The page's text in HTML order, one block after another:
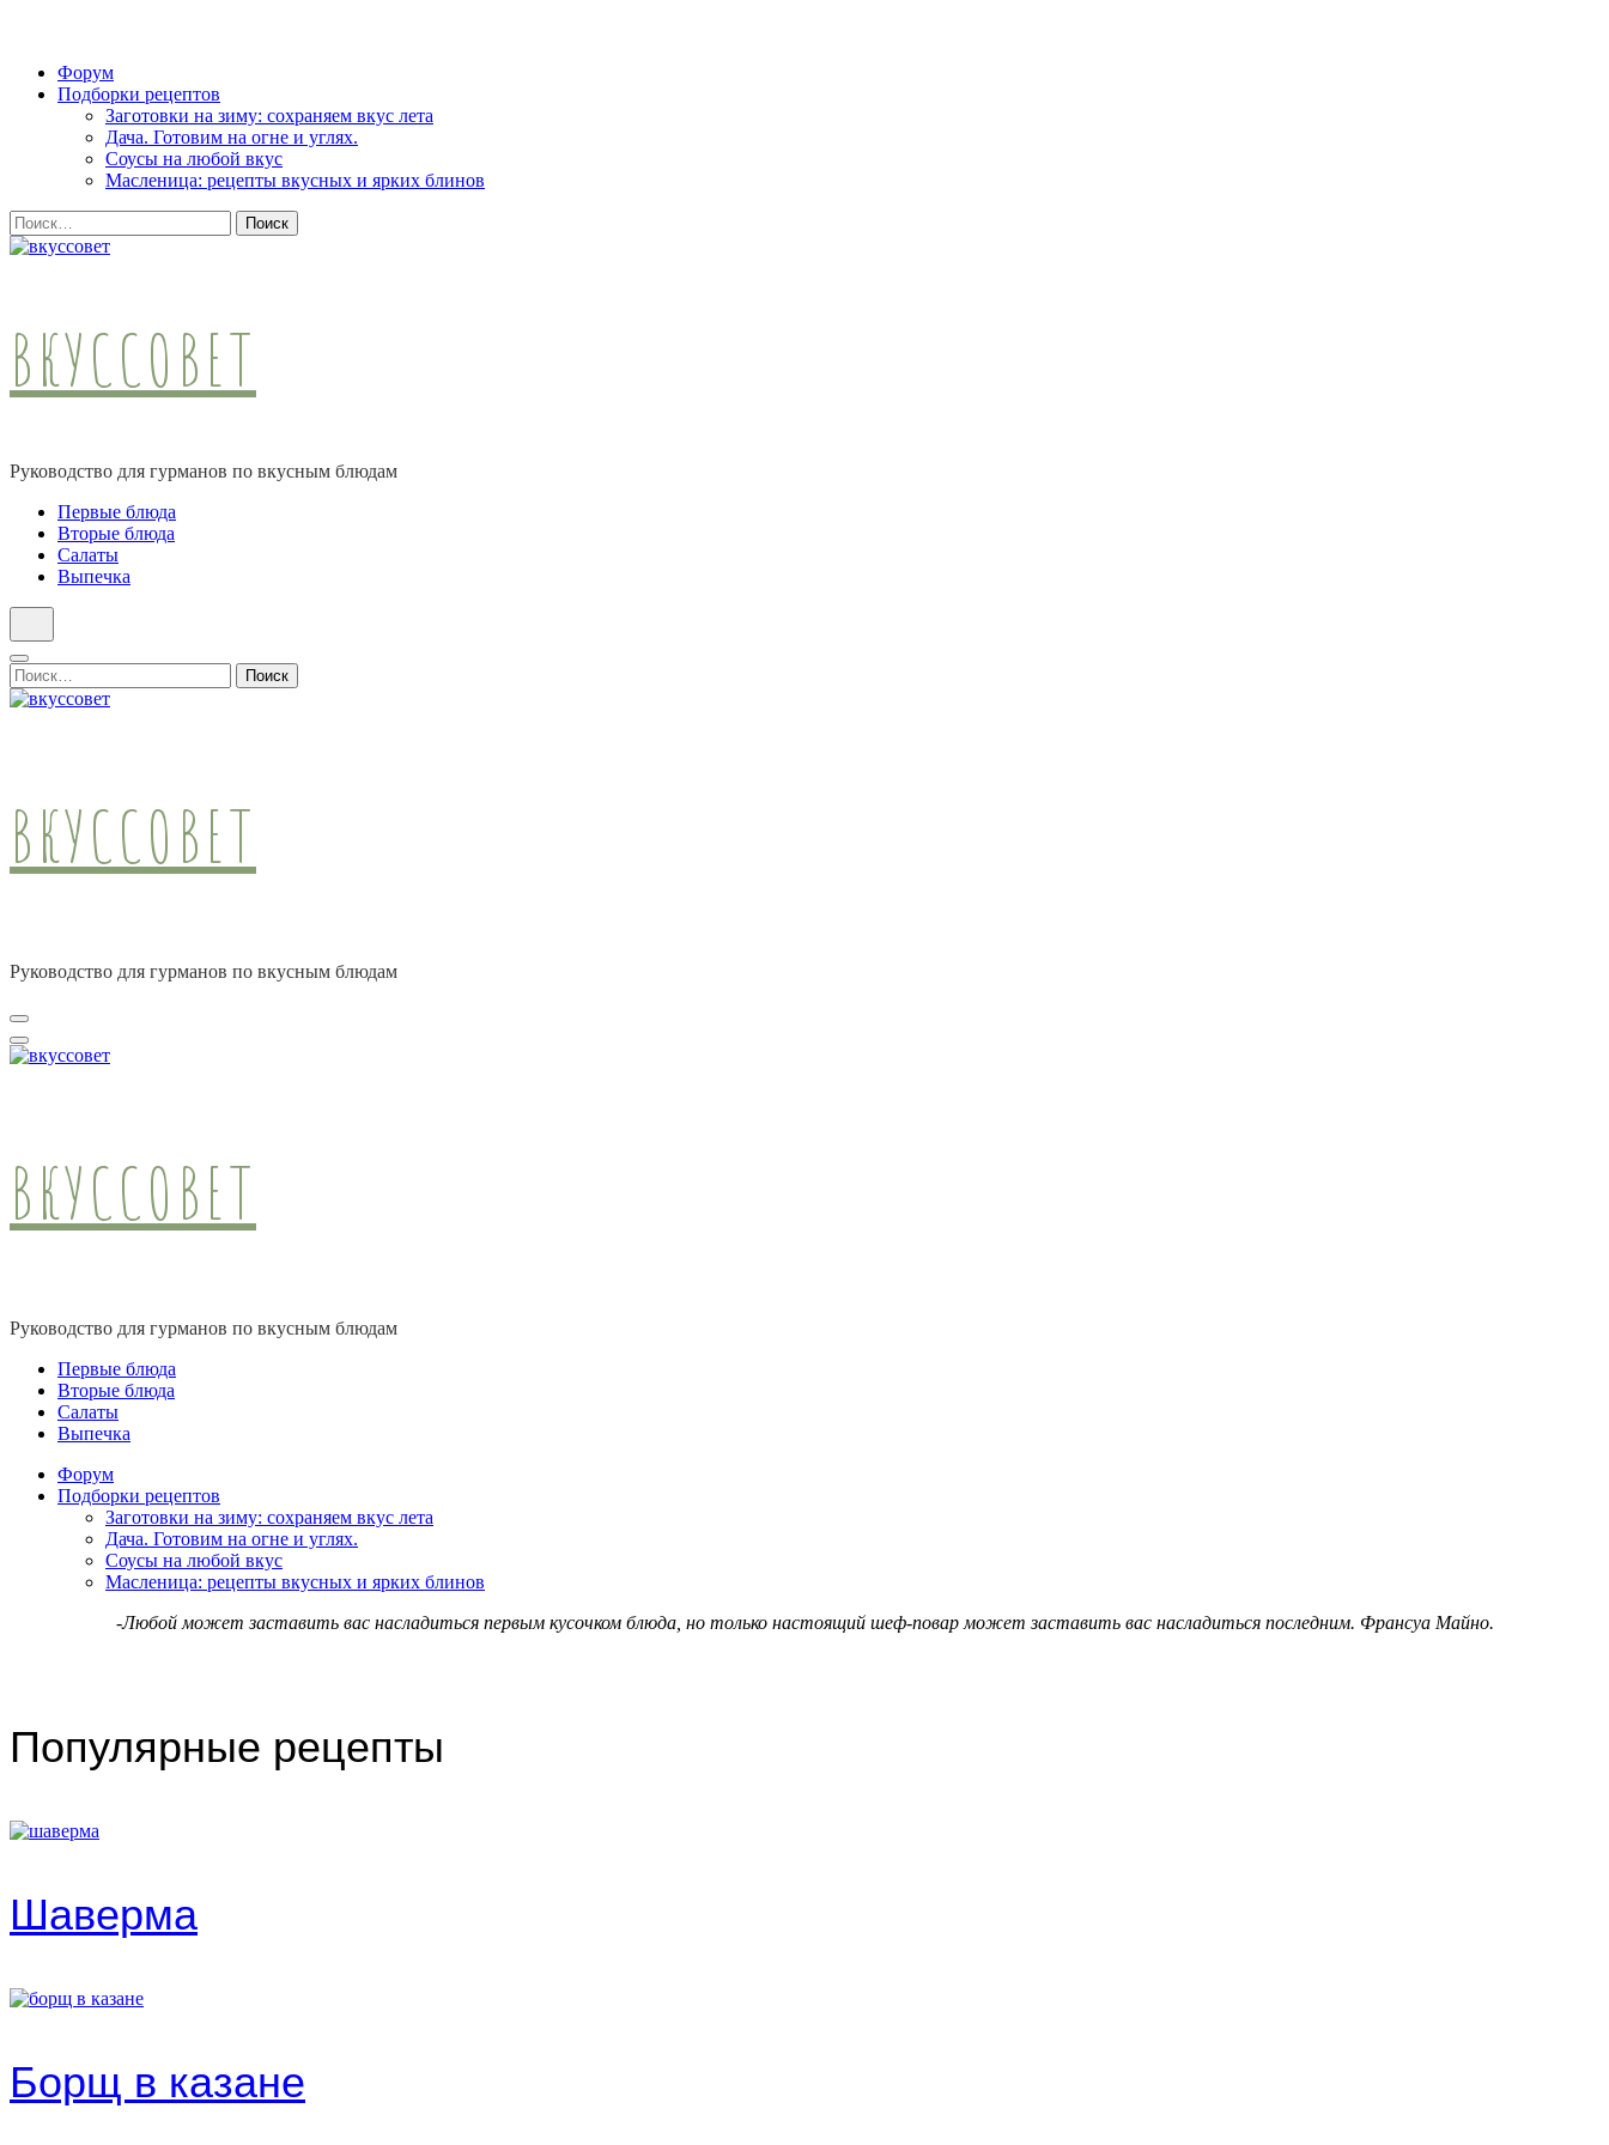
Skip
Форум
Подборки рецептов
Заготовки на зиму: сохраняем вкус лета
Дача. Готовим на огне и углях.
Соусы на любой вкус
Масленица: рецепты вкусных и ярких блинов
Найти:
ВКУССОВЕТ
Руководство для гурманов по вкусным блюдам
Первые блюда
Вторые блюда
Салаты
Выпечка
Найти:
ВКУССОВЕТ
Руководство для гурманов по вкусным блюдам
ВКУССОВЕТ
Руководство для гурманов по вкусным блюдам
Первые блюда
Вторые блюда
Салаты
Выпечка
Форум
Подборки рецептов
Заготовки на зиму: сохраняем вкус лета
Дача. Готовим на огне и углях.
Соусы на любой вкус
Масленица: рецепты вкусных и ярких блинов
-Любой может заставить вас насладиться первым кусочком блюда, но только настоящий шеф-повар может заставить вас насладиться последним. Франсуа Майно.
Популярные рецепты
Шаверма
Борщ в казане